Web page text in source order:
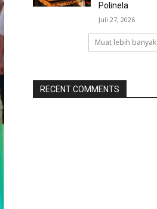
Polinela
Juli 27, 2026
Muat lebih banyak
RECENT COMMENTS